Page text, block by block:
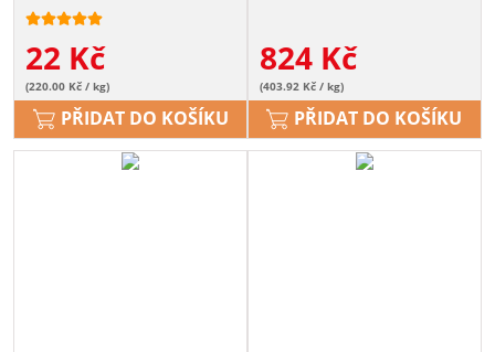
22 Kč
(220.00 Kč / kg)
PŘIDAT DO KOŠÍKU
824 Kč
(403.92 Kč / kg)
PŘIDAT DO KOŠÍKU